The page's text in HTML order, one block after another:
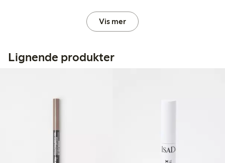
Vis mer
Lignende produkter